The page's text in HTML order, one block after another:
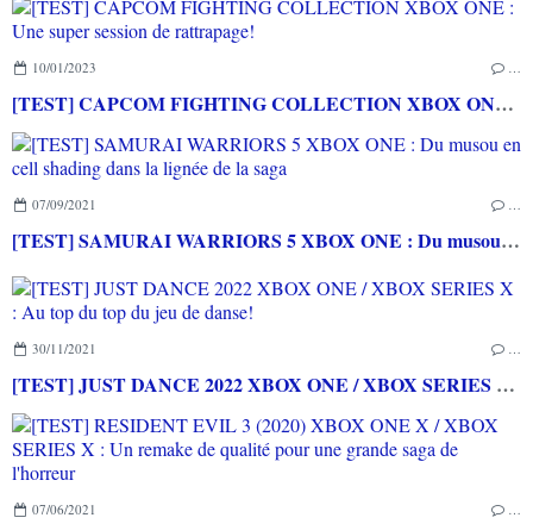
10/01/2023
[TEST] CAPCOM FIGHTING COLLECTION XBOX ONE : Une super session de rattrapage!
07/09/2021
[TEST] SAMURAI WARRIORS 5 XBOX ONE : Du musou en cell shading dans la lignée de la saga
30/11/2021
[TEST] JUST DANCE 2022 XBOX ONE / XBOX SERIES X : Au top du top du jeu de danse!
07/06/2021